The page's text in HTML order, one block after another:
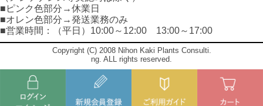
■ピンク色部分→休業日
■オレン色部分→発送業務のみ
■営業時間：（平日）10:00～12:00 13:00～17:00
Copyright (C) 2008 Nihon Kaki Plants Consulti.
ng. ALL rights reserved.